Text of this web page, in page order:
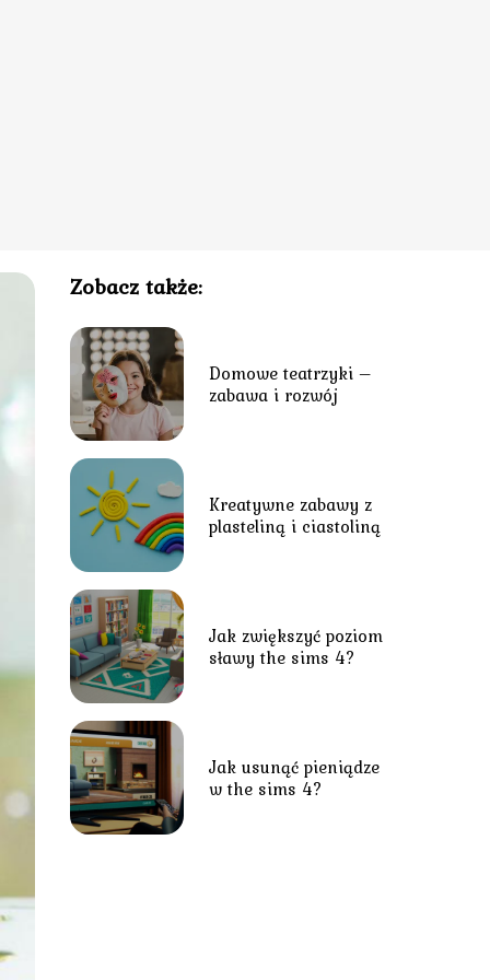
Zobacz także:
Domowe teatrzyki –
zabawa i rozwój
Kreatywne zabawy z
plasteliną i ciastoliną
Jak zwiększyć poziom
sławy the sims 4?
Jak usunąć pieniądze
w the sims 4?